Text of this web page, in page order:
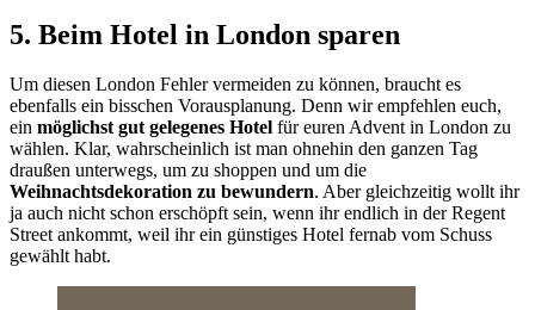
5. Beim Hotel in London sparen
Um diesen London Fehler vermeiden zu können, braucht es
ebenfalls ein bisschen Vorausplanung. Denn wir empfehlen euch,
ein möglichst gut gelegenes Hotel für euren Advent in London zu
wählen. Klar, wahrscheinlich ist man ohnehin den ganzen Tag
draußen unterwegs, um zu shoppen und um die
Weihnachtsdekoration zu bewundern. Aber gleichzeitig wollt ihr
ja auch nicht schon erschöpft sein, wenn ihr endlich in der Regent
Street ankommt, weil ihr ein günstiges Hotel fernab vom Schuss
gewählt habt.